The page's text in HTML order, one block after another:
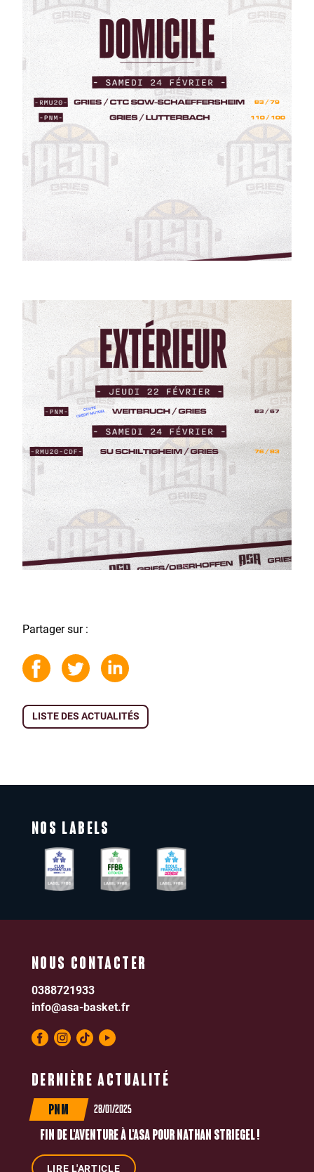
Partager sur :
LISTE DES ACTUALITÉS
NOS LABELS
DERNIÈRE ACTUALITÉ
PNM 28/01/2025
FIN DE L'AVENTURE À L'ASA POUR NATHAN STRIEGEL !
LIRE L'ARTICLE
NOUS CONTACTER
0388721933
info@asa-basket.fr